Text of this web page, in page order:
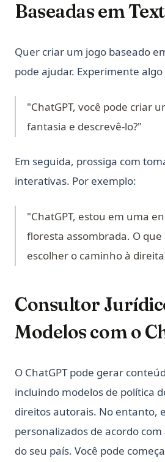
Baseadas em
Quer criar um jogo baseado
pode ajudar. Experimente algo
"ChatGPT, você pode criar
fantasia e descrevê-lo?"
Em seguida, prossiga com
interativas. Por exemplo:
"ChatGPT, estou em uma
floresta assombrada. O que
escolher o caminho à
Consultor
Modelos com o
O ChatGPT pode gerar
incluindo modelos de política
direitos autorais. No entanto,
personalizados de acordo com
do seu país. Você pode